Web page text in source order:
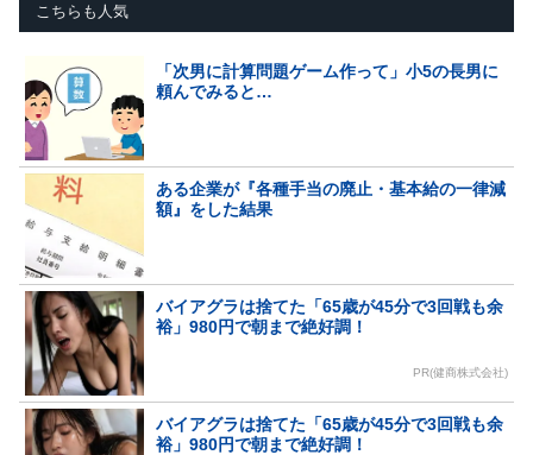
こちらも人気
「次男に計算問題ゲーム作って」小5の長男に
頼んでみると…
ある企業が『各種手当の廃止・基本給の一律減
額』をした結果
バイアグラは捨てた「65歳が45分で3回戦も余
裕」980円で朝まで絶好調！
PR(健商株式会社)
バイアグラは捨てた「65歳が45分で3回戦も余
裕」980円で朝まで絶好調！